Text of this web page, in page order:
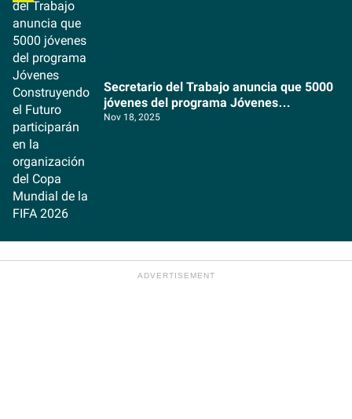
Secretario del Trabajo anuncia que 5000
jóvenes del programa Jóvenes
Construyendo el Futuro participarán en la
Nov 18, 2025